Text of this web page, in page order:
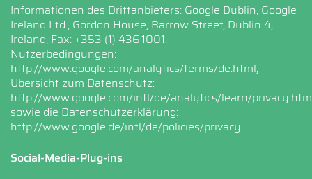
Informationen des Drittanbieters: Google Dublin, Google
Ireland Ltd., Gordon House, Barrow Street, Dublin 4,
Ireland, Fax: +353 (1) 436 1001.
Nutzerbedingungen:
http://www.google.com/analytics/terms/de.html,
Übersicht zum Datenschutz:
http://www.google.com/intl/de/analytics/learn/
sowie die Datenschutzerklärung:
http://www.google.de/intl/de/policies/privacy.
Social-Media-Plug-ins